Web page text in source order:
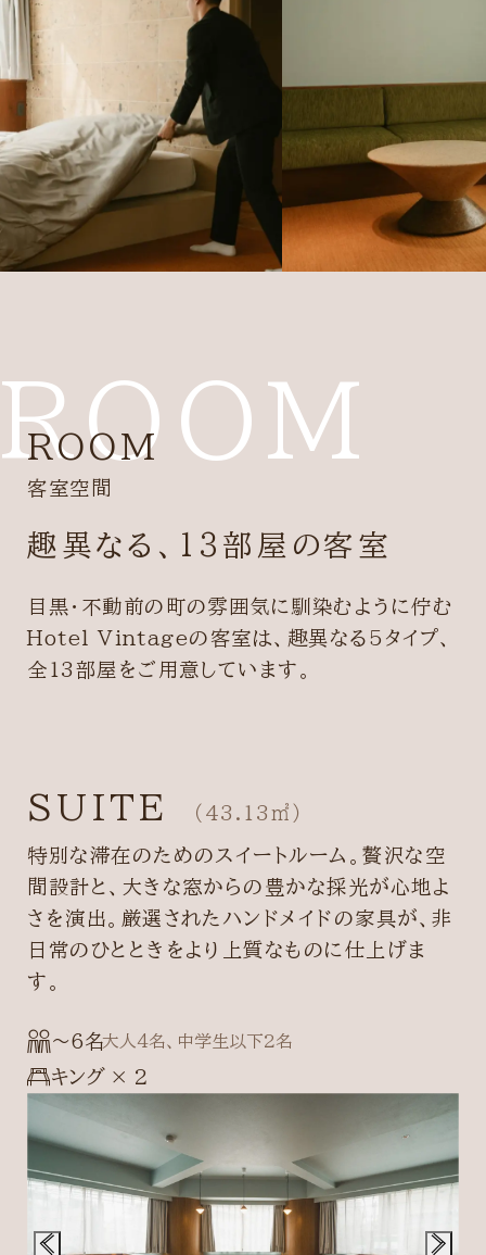
ROOM
ROOM
客室空間
趣異なる、13部屋の客室
目黒・不動前の町の雰囲気に馴染むように佇む
Hotel Vintageの客室は、趣異なる5タイプ、
全13部屋をご用意しています。
SUITE （43.13㎡）
特別な滞在のためのスイートルーム。贅沢な空
間設計と、大きな窓からの豊かな採光が心地よ
さを演出。厳選されたハンドメイドの家具が、非
日常のひとときをより上質なものに仕上げま
す。
〜6名大人4名、中学生以下2名
キング × 2